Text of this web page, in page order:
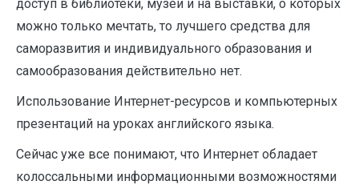
доступ в библиотеки, музеи и на выставки, о которых
можно только мечтать, то лучшего средства для
саморазвития и индивидуального образования и
самообразования действительно нет.
Использование Интернет-ресурсов и компьютерных
презентаций на уроках английского языка.
Сейчас уже все понимают, что Интернет обладает
колоссальными информационными возможностями